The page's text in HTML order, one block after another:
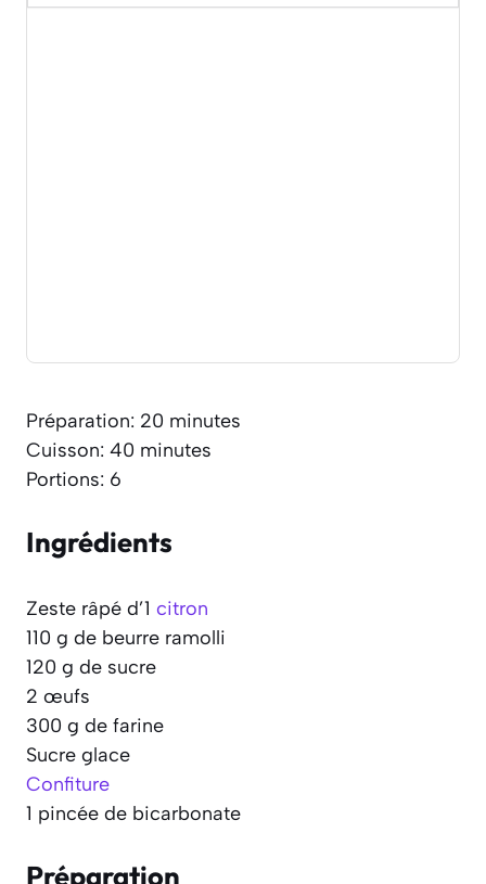
Préparation: 20 minutes
Cuisson: 40 minutes
Portions: 6
Ingrédients
Zeste râpé d’1 citron
110 g de beurre ramolli
120 g de sucre
2 œufs
300 g de farine
Sucre glace
Confiture
1 pincée de bicarbonate
Préparation